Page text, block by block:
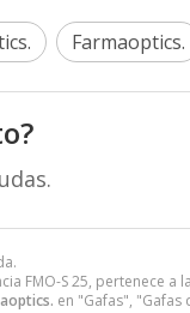
FMO-S 25, pertenece a
en "Gafas", "Gafas
Farmaoptics.